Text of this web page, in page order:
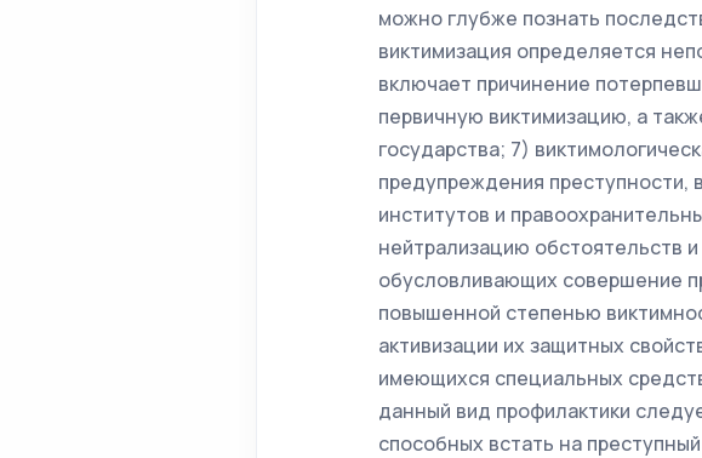
можно глубже познать
виктимизация определяется
включает причинение
первичную виктимизацию, а
государства; 7)
предупреждения
институтов и
нейтрализацию обстоятельств
обусловливающих совершение
повышенной степенью
активизации их защитных
имеющихся специальных
данный вид профилактики
способных встать на